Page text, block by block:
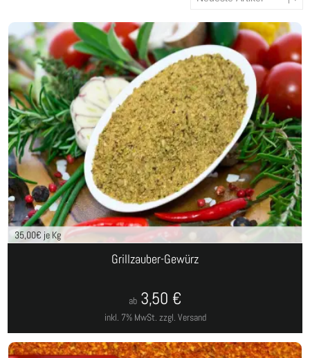
35,00€ je Kg
Grillzauber-Gewürz
inkl. 7% MwSt. zzgl. Versand
ab 3,50 €